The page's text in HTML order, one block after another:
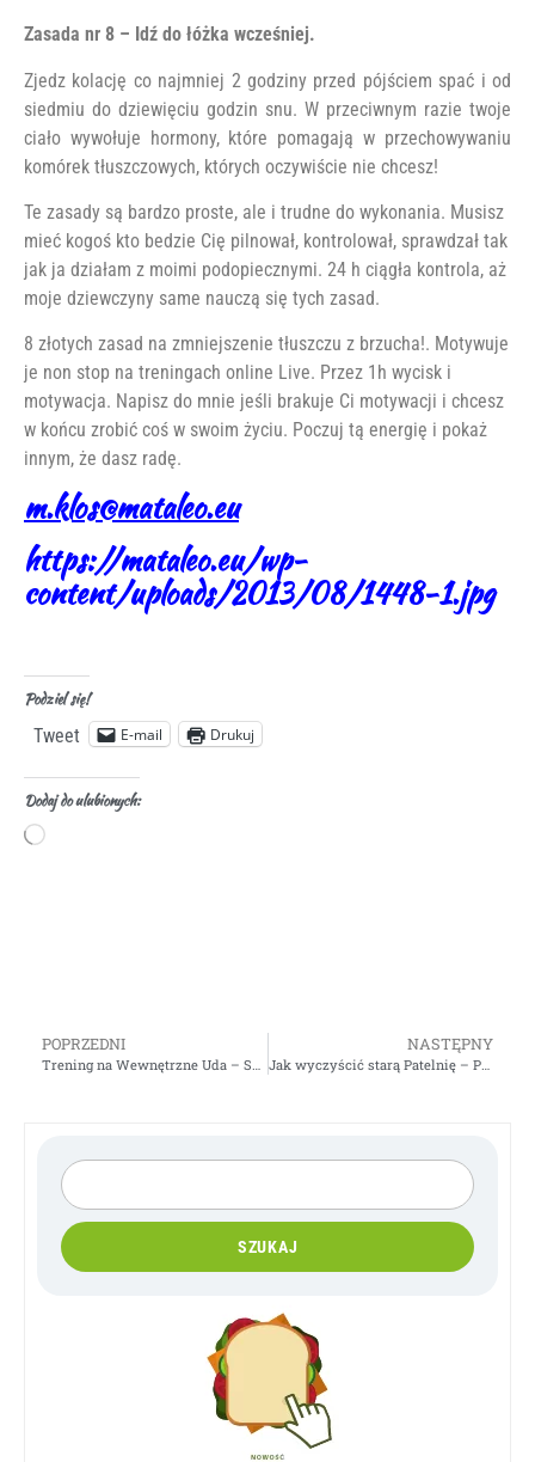
Zasada nr 8 – Idź do łóżka wcześniej.
Zjedz kolację co najmniej 2 godziny przed pójściem spać i od
siedmiu do dziewięciu godzin snu. W przeciwnym razie twoje
ciało wywołuje hormony, które pomagają w przechowywaniu
komórek tłuszczowych, których oczywiście nie chcesz!
Te zasady są bardzo proste, ale i trudne do wykonania. Musisz
mieć kogoś kto bedzie Cię pilnował, kontrolował, sprawdzał tak
jak ja działam z moimi podopiecznymi. 24 h ciągła kontrola, aż
moje dziewczyny same nauczą się tych zasad.
8 złotych zasad na zmniejszenie tłuszczu z brzucha!. Motywuje
je non stop na treningach online Live. Przez 1h wycisk i
motywacja. Napisz do mnie jeśli brakuje Ci motywacji i chcesz
w końcu zrobić coś w swoim życiu. Poczuj tą energię i pokaż
innym, że dasz radę.
m.klos@mataleo.eu
https://mataleo.eu/wp-
content/uploads/2013/08/1448-1.jpg
Podziel się!
Tweet E-mail Drukuj
Dodaj do ulubionych:
SZUKAJ
POPRZEDNI
Trening na Wewnętrzne Uda – Sprawdź
NASTĘPNY
Jak wyczyścić starą Patelnię – Porady